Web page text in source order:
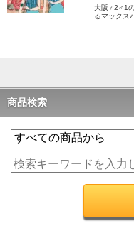
大阪♀2♂1の
るマックス
商品検索